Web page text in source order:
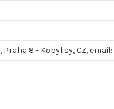
Praha 8 - Kobylisy, CZ,